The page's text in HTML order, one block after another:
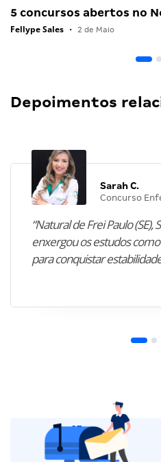
5 concursos abertos no
Fellype Sales • 2 de Maio
Depoimentos
Sarah C.
Concurso
“Natural de Frei Paulo (SE),
enxergou os estudos
para conquistar